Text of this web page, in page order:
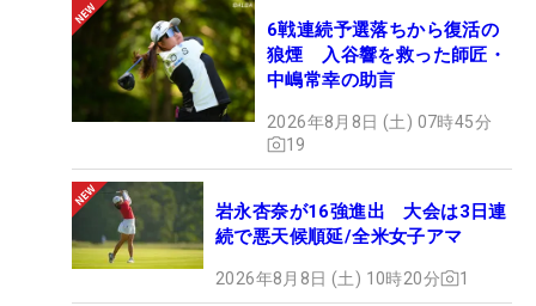
6戦連続予選落ちから復活の
狼煙 入谷響を救った師匠・
中嶋常幸の助言
2026年8月8日 (土) 07時45分
19
岩永杏奈が16強進出 大会は3日連
続で悪天候順延/全米女子アマ
2026年8月8日 (土) 10時20分 1